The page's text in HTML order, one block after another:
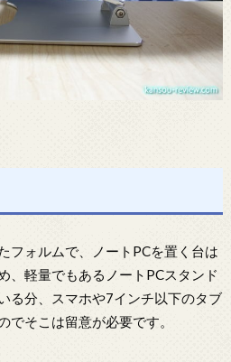
フォルムで、ノートPCを置く台は
、軽量でもあるノートPCスタンド
る分、スマホや7インチ以下のタブ
でそこは留意が必要です。